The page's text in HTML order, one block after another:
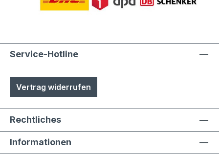
Service-Hotline
Vertrag widerrufen
Rechtliches
Informationen